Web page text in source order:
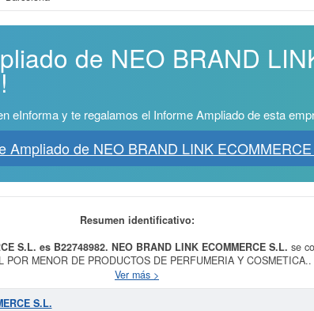
de NEO BRAND
eInforma y te regalamos el Informe Ampliado de esta
Ampliado de NEO BRAND LINK
Resumen identificativo:
S.L. es B22748982. NEO BRAND LINK ECOMMERCE S.L. se
MENOR DE PRODUCTOS DE PERFUMERIA Y
productos de cosmética e higiene. El número SIC asociado para
ECOMMERCE S.L.se ha consultado el 07/04/2026,
empresa puede realizarlo aquí mismo. Esta empresa tiene un
Ver más >
S.L.